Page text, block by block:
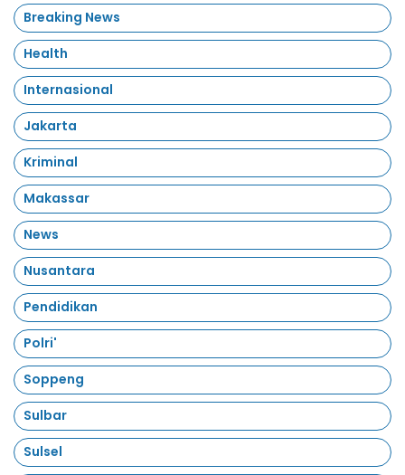
Breaking News
Health
Internasional
Jakarta
Kriminal
Makassar
News
Nusantara
Pendidikan
Polri'
Soppeng
Sulbar
Sulsel